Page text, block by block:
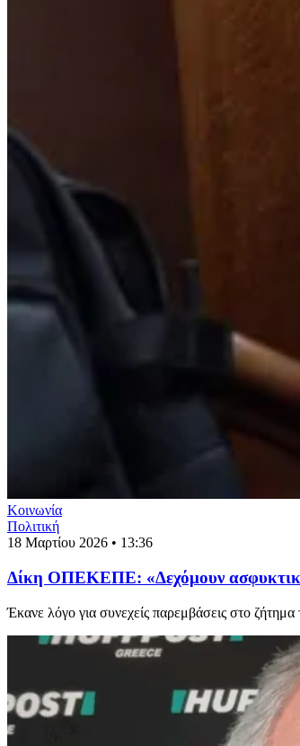
Κοινωνία
Πολιτική
18 Μαρτίου 2026 • 13:36
Δίκη ΟΠΕΚΕΠΕ: «Δεχόμουν
Έκανε λόγο για συνεχείς παρεμβάσεις στο